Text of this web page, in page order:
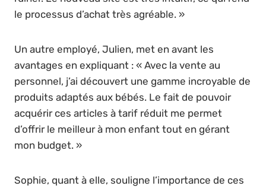
le processus d’achat très agréable. »
Un autre employé, Julien, met en avant les
avantages en expliquant : « Avec la vente au
personnel, j’ai découvert une gamme incroyable de
produits adaptés aux bébés. Le fait de pouvoir
acquérir ces articles à tarif réduit me permet
d’offrir le meilleur à mon enfant tout en gérant
mon budget. »
Sophie, quant à elle, souligne l’importance de ces